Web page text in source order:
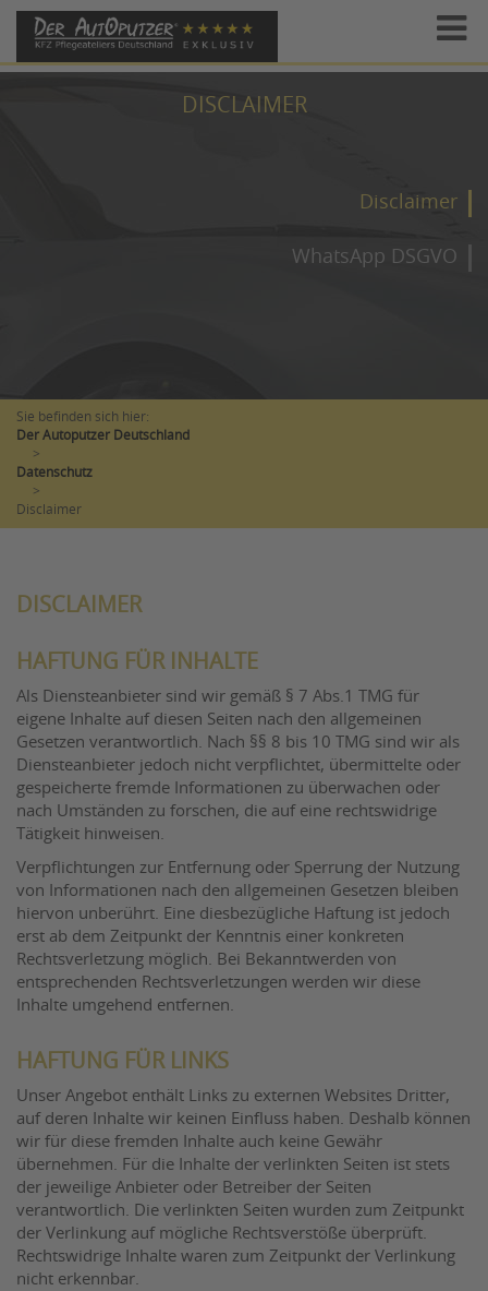
DISCLAIMER
Disclaimer
WhatsApp DSGVO
Sie befinden sich hier:
Der Autoputzer Deutschland
>
Datenschutz
>
Disclaimer
DISCLAIMER
HAFTUNG FÜR INHALTE
Als Diensteanbieter sind wir gemäß § 7 Abs.1 TMG für
eigene Inhalte auf diesen Seiten nach den allgemeinen
Gesetzen verantwortlich. Nach §§ 8 bis 10 TMG sind wir als
Diensteanbieter jedoch nicht verpflichtet, übermittelte oder
gespeicherte fremde Informationen zu überwachen oder
nach Umständen zu forschen, die auf eine rechtswidrige
Tätigkeit hinweisen.
Verpflichtungen zur Entfernung oder Sperrung der Nutzung
von Informationen nach den allgemeinen Gesetzen bleiben
hiervon unberührt. Eine diesbezügliche Haftung ist jedoch
erst ab dem Zeitpunkt der Kenntnis einer konkreten
Rechtsverletzung möglich. Bei Bekanntwerden von
entsprechenden Rechtsverletzungen werden wir diese
Inhalte umgehend entfernen.
HAFTUNG FÜR LINKS
Unser Angebot enthält Links zu externen Websites Dritter,
auf deren Inhalte wir keinen Einfluss haben. Deshalb können
wir für diese fremden Inhalte auch keine Gewähr
übernehmen. Für die Inhalte der verlinkten Seiten ist stets
der jeweilige Anbieter oder Betreiber der Seiten
verantwortlich. Die verlinkten Seiten wurden zum Zeitpunkt
der Verlinkung auf mögliche Rechtsverstöße überprüft.
Rechtswidrige Inhalte waren zum Zeitpunkt der Verlinkung
nicht erkennbar.